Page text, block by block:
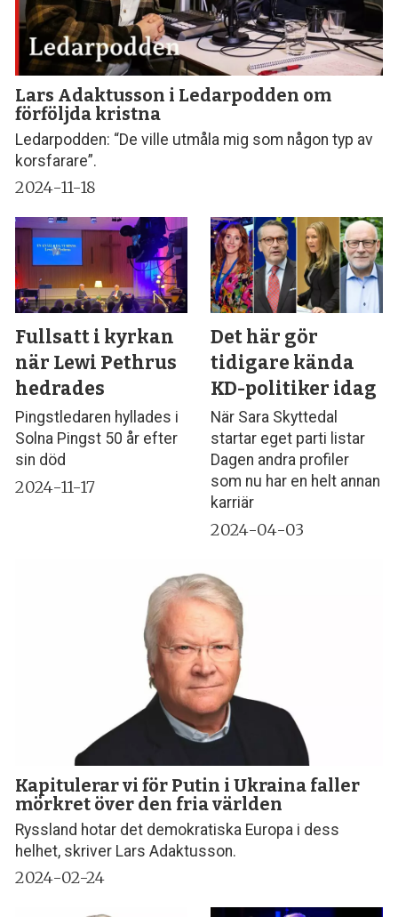
Lars Adaktusson i Ledarpodden om
förföljda kristna
Ledarpodden: “De ville utmåla mig som någon typ av
korsfarare”.
2024-11-18
Fullsatt i kyrkan
när Lewi Pethrus
hedrades
Pingstledaren hyllades i
Solna Pingst 50 år efter
sin död
2024-11-17
Det här gör
tidigare kända
KD-politiker idag
När Sara Skyttedal
startar eget parti listar
Dagen andra profiler
som nu har en helt annan
karriär
2024-04-03
Kapitulerar vi för Putin i Ukraina faller
mörkret över den fria världen
Ryssland hotar det demokratiska Europa i dess
helhet, skriver Lars Adaktusson.
2024-02-24